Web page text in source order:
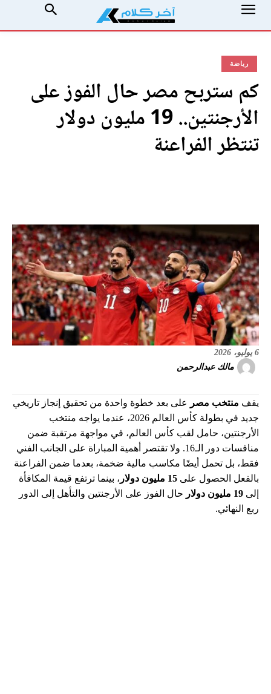
رياضة
كم ستربح مصر حال الفوز على
الأرجنتين.. 19 مليون دولار
تنتظر الفراعنة
6 يوليو، 2026
مالك عبدالرحمن
يقف منتخب مصر
على بعد خطوة واحدة من تحقيق إنجاز تاريخي
جديد في بطولة كأس العالم 2026، عندما يواجه منتخب
الأرجنتين، حامل لقب كأس العالم، في مواجهة مرتقبة ضمن
منافسات دور الـ16. ولا تقتصر أهمية المباراة على الجانب الفني
فقط، بل تحمل أيضًا مكاسب مالية ضخمة، بعدما ضمن الفراعنة
بالفعل الحصول على 15 مليون دولار
، بينما ترتفع قيمة المكافأة
إلى 19 مليون دولار
حال الفوز على الأرجنتين والتأهل إلى الدور
ربع النهائي.